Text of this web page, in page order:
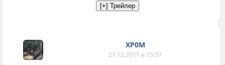
XP0M
27.12.2011 в 15:37